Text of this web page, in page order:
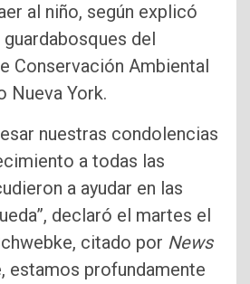
al niño, según explicó
del
Conservación Ambiental
Nueva York.
nuestras condolencias
a todas las
a ayudar en las
declaró el martes el
citado por News
estamos profundamente